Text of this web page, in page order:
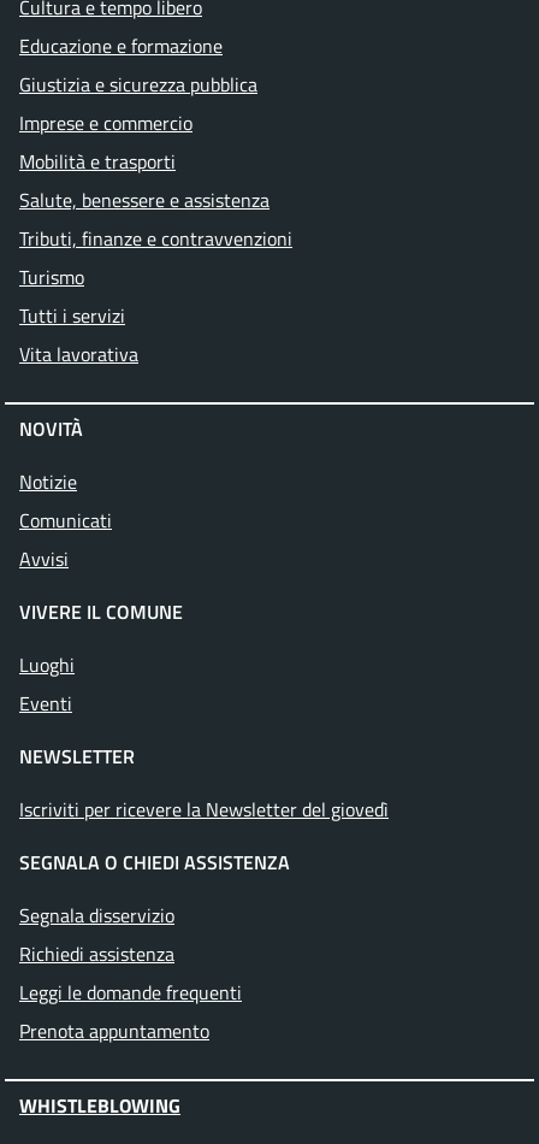
Cultura e tempo libero
Educazione e formazione
Giustizia e sicurezza pubblica
Imprese e commercio
Mobilità e trasporti
Salute, benessere e assistenza
Tributi, finanze e contravvenzioni
Turismo
Tutti i servizi
Vita lavorativa
NOVITÀ
Notizie
Comunicati
Avvisi
VIVERE IL COMUNE
Luoghi
Eventi
NEWSLETTER
Iscriviti per ricevere la Newsletter del giovedì
SEGNALA O CHIEDI ASSISTENZA
Segnala disservizio
Richiedi assistenza
Leggi le domande frequenti
Prenota appuntamento
WHISTLEBLOWING